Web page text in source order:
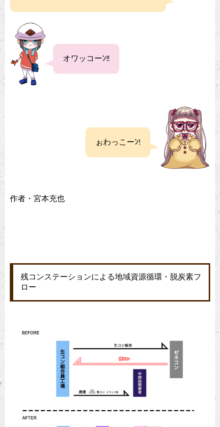
オワッコーﾝ‼
ぉわっこーﾝ!
作者・宮本充也
残コンステーションによる地域資源循環・脱炭素フ
ロー